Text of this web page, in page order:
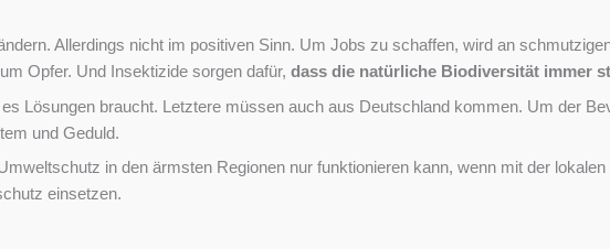
Allerdings nicht im positiven Sinn. Um Jobs zu schaffen, wird an
Opfer. Und Insektizide sorgen dafür, dass die natürliche Biodiversität immer
Lösungen braucht. Letztere müssen auch aus Deutschland kommen. Um der
und Geduld.
in den ärmsten Regionen nur funktionieren kann, wenn mit der
einsetzen.